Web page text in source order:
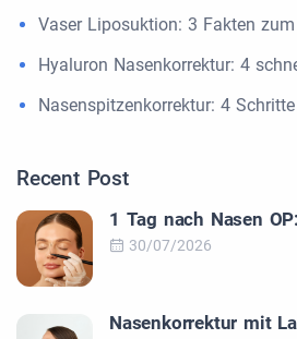
Vaser Liposuktion: 3 Fakten
Hyaluron Nasenkorrektur: 4
Nasenspitzenkorrektur: 4
Recent Post
1 Tag nach Nasen
30/07/2026
Nasenkorrektur mit